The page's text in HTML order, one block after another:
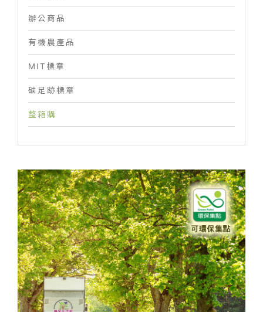
辦公商品
有機農產品
MIT標章
碳足跡標章
整箱購